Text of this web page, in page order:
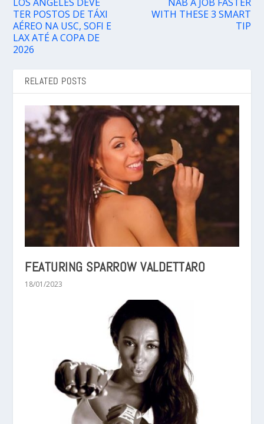
TER POSTOS DE TÁXI
AÉREO NA USC, SOFI E
LAX ATÉ A COPA DE
2026
WITH THESE 3 SMART
TIP
RELATED POSTS
FEATURING SPARROW VALDETTARO
18/01/2023